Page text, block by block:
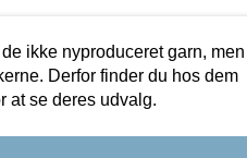
ikke nyproduceret garn, men
Derfor finder du hos dem
at se deres udvalg.